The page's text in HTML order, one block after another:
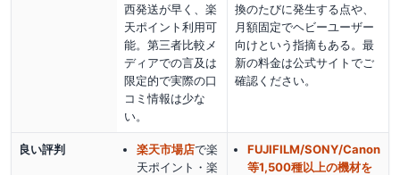
西発送が早く、楽
天ポイント利用可
能。第三者比較メ
ディアでの言及は
限定的で実際の口
コミ情報は少な
い。
換のたびに発生する点や、
月額固定でヘビーユーザー
向けという指摘もある。最
新の料金は公式サイトでご
確認ください。
良い評判 楽天市場店で楽
天ポイント・楽
FUJIFILM/SONY/Canon
等1,500種以上の機材を